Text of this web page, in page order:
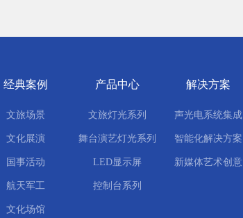
经典案例
文旅场景
文化展演
国事活动
航天军工
文化场馆
产品中心
文旅灯光系列
舞台演艺灯光系列
LED显示屏
控制台系列
解决方案
声光电系统集成
智能化解决方案
新媒体艺术创意